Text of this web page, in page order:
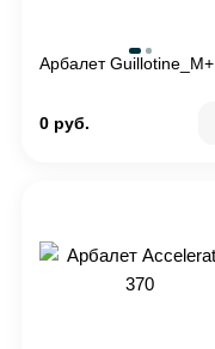
Арбалет Guillotine_M+
0 руб.